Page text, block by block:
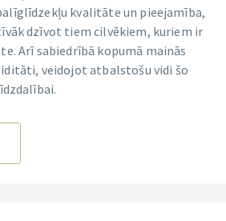
kvalitāte un pieejamība,
dzīvot tiem cilvēkiem, kuriem ir
Arī sabiedrībā kopumā mainās
veidojot atbalstošu vidi šo